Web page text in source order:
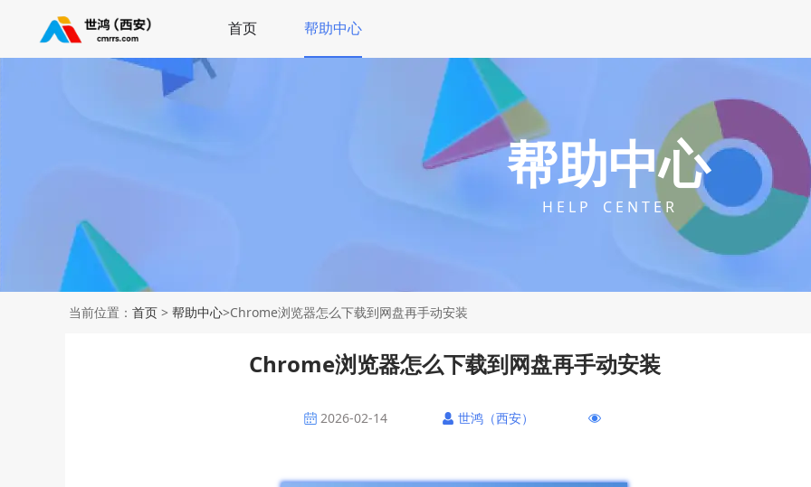
首页 帮助中心
帮助中心
H E L P C E N T E R
当前位置： 首页 > 帮助中心>Chrome浏览器怎么下载到网盘再手动安装
Chrome浏览器怎么下载到网盘再手动安装
2026-02-14 世鸿（西安）